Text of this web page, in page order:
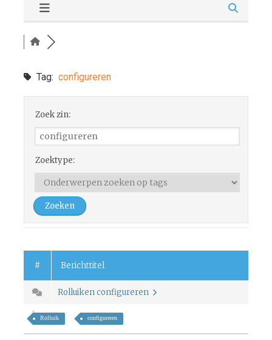
Tag: configureren
Zoek zin:
Zoektype:
# Berichttitel
Rolluiken configureren
Rolluik configureren